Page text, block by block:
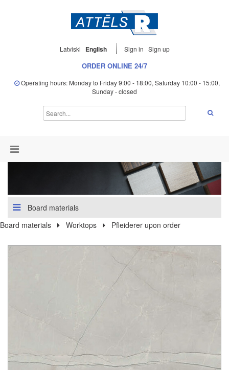
Latviski English Sign in Sign up
ORDER ONLINE 24/7
Operating hours: Monday to Friday 9:00 - 18:00, Saturday 10:00 - 15:00,
Sunday - closed
Board materials
Board materials
Worktops Pfleiderer upon order